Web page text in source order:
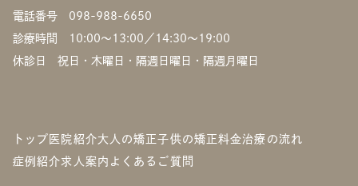
電話番号 098-988-6650
診療時間 10:00〜13:00／14:30〜19:00
休診日 祝日・木曜日・隔週日曜日・隔週月曜日
トップ 医院紹介大人の矯正子供の矯正料金治療の流れ
症例紹介求人案内 よくあるご質問